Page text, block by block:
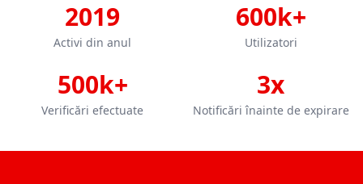
2019
Activi din anul
600k+
Utilizatori
500k+
Verificări efectuate
3x
Notificări înainte de expirare